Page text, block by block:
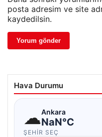
posta adresim ve site
kaydedilsin.
Hava Durumu
☁Ankara
NaN°C
ŞEHIR SEÇ